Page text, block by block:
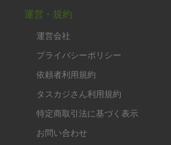
運営・規約
運営会社
プライバシーポリシー
依頼者利用規約
タスカジさん利用規約
特定商取引法に基づく表示
お問い合わせ